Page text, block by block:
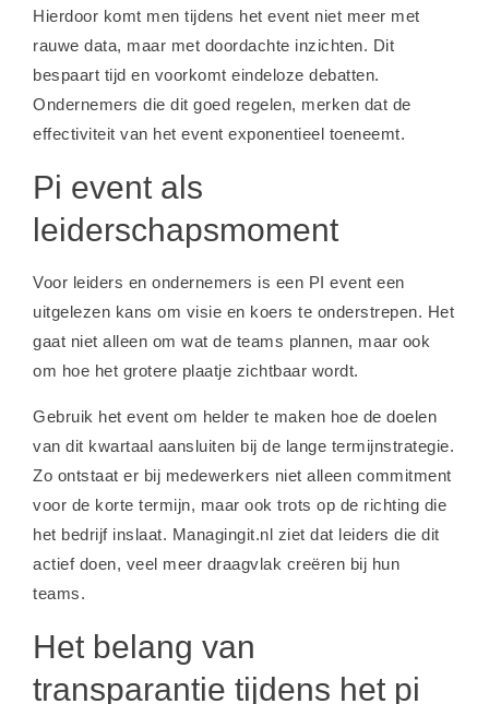
Hierdoor komt men tijdens het event niet meer met
rauwe data, maar met doordachte inzichten. Dit
bespaart tijd en voorkomt eindeloze debatten.
Ondernemers die dit goed regelen, merken dat de
effectiviteit van het event exponentieel toeneemt.
Pi event als
leiderschapsmoment
Voor leiders en ondernemers is een PI event een
uitgelezen kans om visie en koers te onderstrepen. Het
gaat niet alleen om wat de teams plannen, maar ook
om hoe het grotere plaatje zichtbaar wordt.
Gebruik het event om helder te maken hoe de doelen
van dit kwartaal aansluiten bij de lange termijnstrategie.
Zo ontstaat er bij medewerkers niet alleen commitment
voor de korte termijn, maar ook trots op de richting die
het bedrijf inslaat. Managingit.nl ziet dat leiders die dit
actief doen, veel meer draagvlak creëren bij hun
teams.
Het belang van
transparantie tijdens het pi